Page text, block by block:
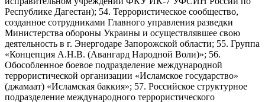
Республике Дагестан); 54. Террористическое сообщество,
созданное сотрудниками Главного управления разведки
Министерства обороны Украины и осуществлявшее свою
деятельность в г. Энергодаре Запорожской области; 55. Группа
«Концепция А.Н.В. (Авангард Народной Воли)»; 56.
Обособленное боевое подразделение международной
террористической организации «Исламское государство»
(джамаат) «Исламская баккия»; 57. Российское структурное
подразделение международного террористического